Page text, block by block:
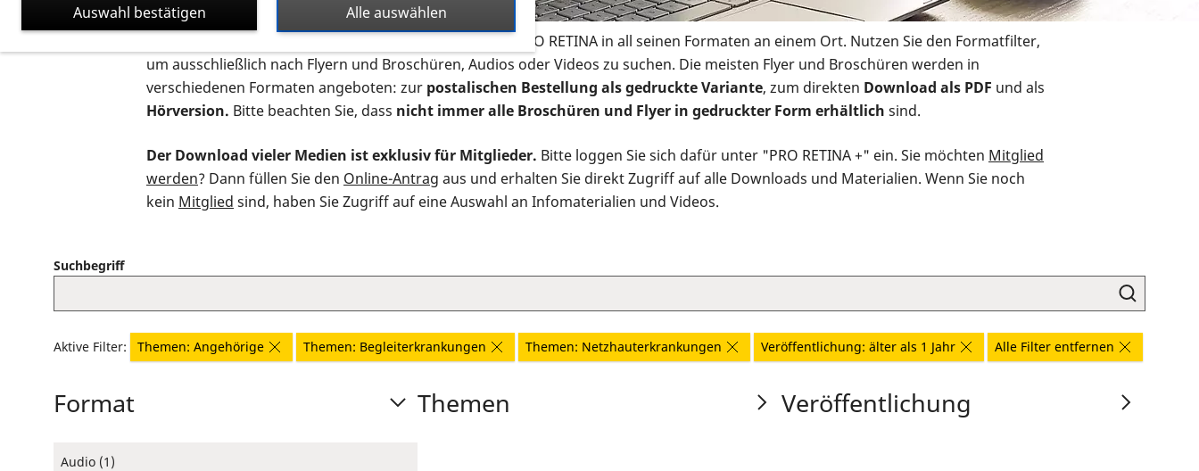
Auf dieser Seite finden Sie sämtliches Infomaterial der PRO RETINA in all seinen Formaten an einem Ort. Nutzen Sie den Formatfilter,
um ausschließlich nach Flyern und Broschüren, Audios oder Videos zu suchen. Die meisten Flyer und Broschüren werden in
verschiedenen Formaten angeboten: zur postalischen Bestellung als gedruckte Variante, zum direkten Download als PDF und als
Hörversion. Bitte beachten Sie, dass nicht immer alle Broschüren und Flyer in gedruckter Form erhältlich sind.
Der Download vieler Medien ist exklusiv für Mitglieder. Bitte loggen Sie sich dafür unter "PRO RETINA +" ein. Sie möchten Mitglied
werden? Dann füllen Sie den Online-Antrag aus und erhalten Sie direkt Zugriff auf alle Downloads und Materialien. Wenn Sie noch
kein Mitglied sind, haben Sie Zugriff auf eine Auswahl an Infomaterialien und Videos.
Suchbegriff
Aktive Filter: Themen: Angehörige Themen: Begleiterkrankungen Themen: Netzhauterkrankungen Veröffentlichung: älter als 1 Jahr Alle Filter entfernen
Format
Audio (1)
Themen Veröffentlichung
Alle auswählen
Auswahl bestätigen